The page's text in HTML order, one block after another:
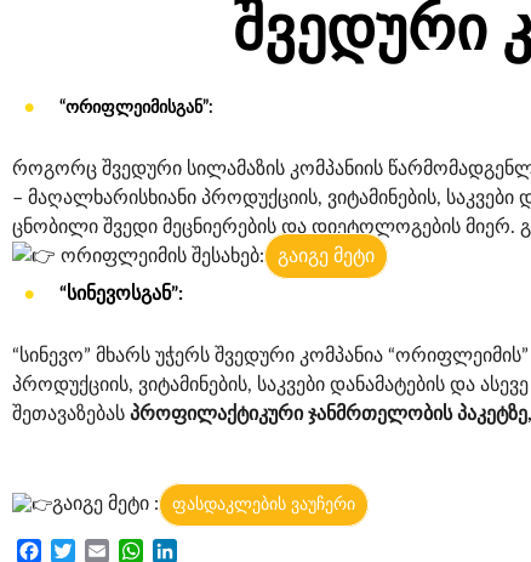
შვედური
“ორიფლეიმისგან”:
როგორც შვედური სილამაზის კომპანიის
– მაღალხარისხიანი პროდუქციის, ვიტამინების,
ცნობილი შვედი მეცნიერების და დიეტოლოგების
ორიფლეიმის შესახებ:
გაიგე მეტი
“სინევოსგან”:
“სინევო” მხარს უჭერს შვედური კომპანია
პროდუქციის, ვიტამინების, საკვები დანამატების და
შეთავაზებას პროფილაქტიკური ჯანმრთელობის
გაიგე მეტი : ფასდაკლების ვაუჩერი
FacebookTwitter
Email WhatsApp